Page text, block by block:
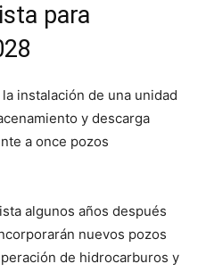
para
instalación de una unidad
y descarga
a once pozos
algunos años después
nuevos pozos
de hidrocarburos y